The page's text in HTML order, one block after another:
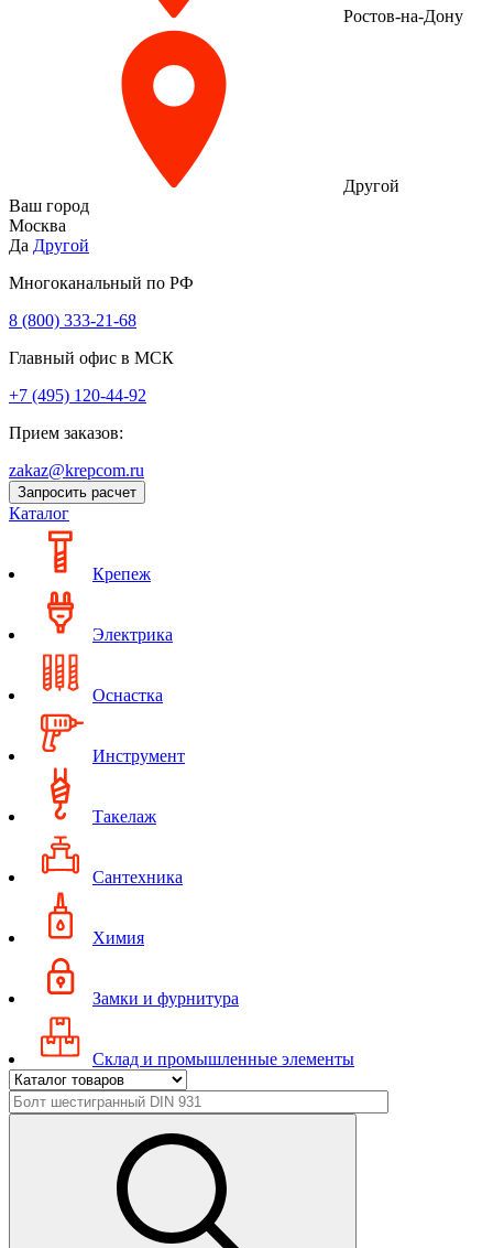
Ростов-на-Дону
Другой
Ваш город
Москва
Да Другой
Многоканальный по РФ
8 (800) 333‑21-68
Главный офис в МСК
+7 (495) 120-44-92
Прием заказов:
zakaz@krepcom.ru
Запросить расчет
Каталог
Крепеж
Электрика
Оснастка
Инструмент
Такелаж
Сантехника
Химия
Замки и фурнитура
Склад и промышленные элементы